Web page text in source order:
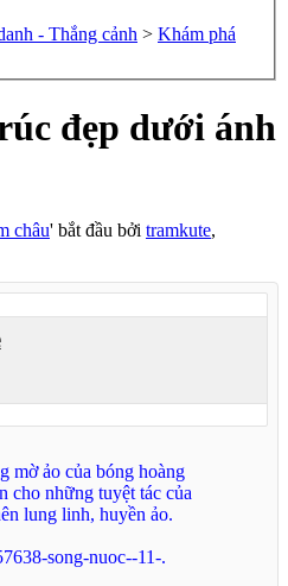
- Thắng cảnh > Khám phá
đẹp dưới ánh
châu' bắt đầu bởi tramkute,
mờ ảo của bóng hoàng
cho những tuyệt tác của
lung linh, huyền ảo.